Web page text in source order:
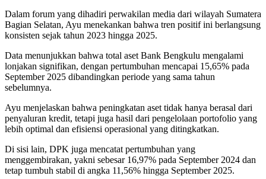
Dalam forum yang dihadiri perwakilan media dari wilayah Sumatera
Bagian Selatan, Ayu menekankan bahwa tren positif ini berlangsung
konsisten sejak tahun 2023 hingga 2025.
Data menunjukkan bahwa total aset Bank Bengkulu mengalami
lonjakan signifikan, dengan pertumbuhan mencapai 15,65% pada
September 2025 dibandingkan periode yang sama tahun
sebelumnya.
Ayu menjelaskan bahwa peningkatan aset tidak hanya berasal dari
penyaluran kredit, tetapi juga hasil dari pengelolaan portofolio yang
lebih optimal dan efisiensi operasional yang ditingkatkan.
Di sisi lain, DPK juga mencatat pertumbuhan yang
menggembirakan, yakni sebesar 16,97% pada September 2024 dan
tetap tumbuh stabil di angka 11,56% hingga September 2025.